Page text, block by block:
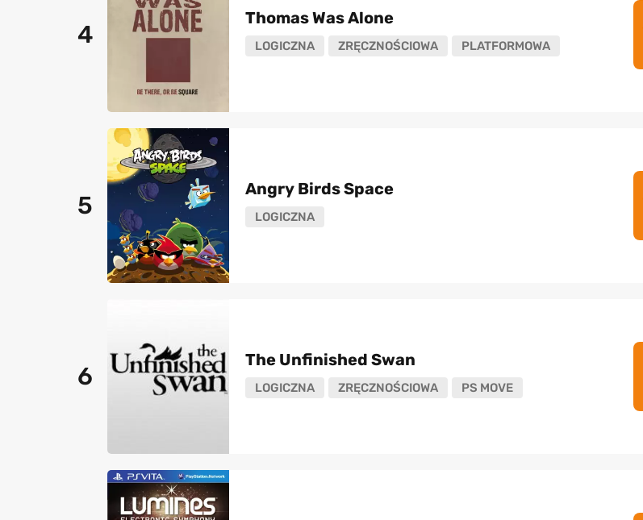
4
Thomas Was Alone
LOGICZNA ZRĘCZNOŚCIOWA PLATFORMOWA
5
Angry Birds Space
LOGICZNA
6
The Unfinished Swan
LOGICZNA ZRĘCZNOŚCIOWA PS MOVE